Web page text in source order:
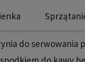
do serwowania